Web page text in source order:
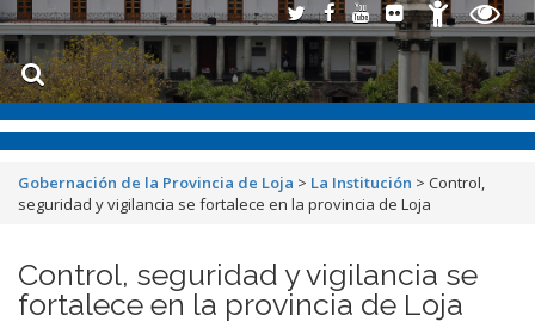
Gobernación de la Provincia de Loja > La Institución > Control,
seguridad y vigilancia se fortalece en la provincia de Loja
Control, seguridad y vigilancia se
fortalece en la provincia de Loja